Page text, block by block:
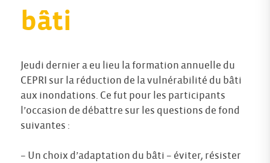
bâti
Jeudi dernier a eu lieu la formation annuelle du
CEPRI sur la réduction de la vulnérabilité du bâti
aux inondations. Ce fut pour les participants
l’occasion de débattre sur les questions de fond
suivantes :
– Un choix d’adaptation du bâti – éviter, résister